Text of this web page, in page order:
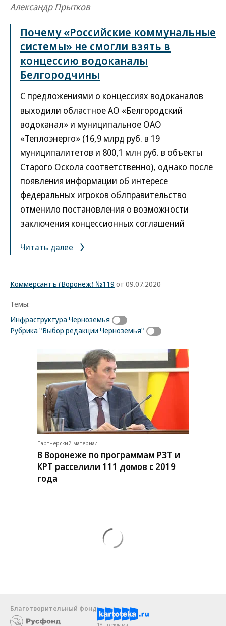
Александр Прытков
Почему «Российские коммунальные
системы» не смогли взять в
концессию водоканалы
Белгородчины
С предложениями о концессиях водоканалов
выходили областное АО «Белгородский
водоканал» и муниципальное ОАО
«Теплоэнерго» (16,9 млрд руб. в 19
муниципалитетов и 800,1 млн руб. в объекты
Старого Оскола соответственно), однако после
появления информации об интересе
федеральных игроков облправительство
отменило постановления о возможности
заключения концессионных соглашений
Читать далее
Коммерсантъ (Воронеж) №119 от 09.07.2020
Темы:
Инфраструктура Черноземья
Рубрика "Выбор редакции Черноземья"
Партнерский материал
В Воронеже по программам РЗТ и
КРТ расселили 111 домов с 2019
года
Благотворительный фонд